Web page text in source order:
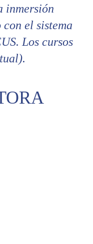
inmersión
el sistema
Los cursos